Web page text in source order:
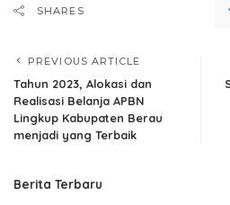
SHARES
PREVIOUS ARTICLE
Tahun 2023, Alokasi dan
Realisasi Belanja APBN
Lingkup Kabupaten Berau
menjadi yang Terbaik
Berita Terbaru